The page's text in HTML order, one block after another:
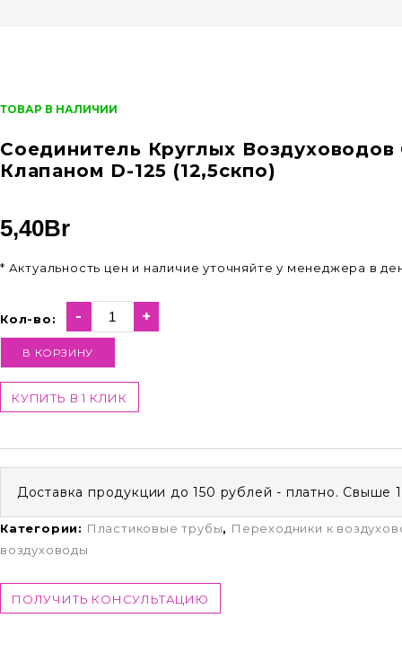
ТОВАР В НАЛИЧИИ
Соединитель Круглых
Клапаном D-125 (12,5скпо)
5,40Br
* Актуальность цен и наличие уточняйте у менеджера в
Кол-во: - +
В КОРЗИНУ
КУПИТЬ В 1 КЛИК
Доставка продукции до 150 рублей - платно. Свыше
Категории: Пластиковые трубы, Переходники к
воздуховоды
ПОЛУЧИТЬ КОНСУЛЬТАЦИЮ